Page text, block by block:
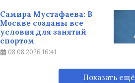
Самира Мустафаева: В
Москве созданы все
условия для занятий
спортом
08.08.2026 16:41
Показать ещё